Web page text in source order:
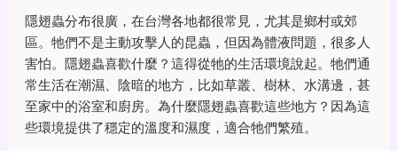
隱翅蟲分布很廣，在台灣各地都很常見，尤其是鄉村或郊
區。牠們不是主動攻擊人的昆蟲，但因為體液問題，很多人
害怕。隱翅蟲喜歡什麼？這得從牠的生活環境說起。牠們通
常生活在潮濕、陰暗的地方，比如草叢、樹林、水溝邊，甚
至家中的浴室和廚房。為什麼隱翅蟲喜歡這些地方？因為這
些環境提供了穩定的溫度和濕度，適合牠們繁殖。